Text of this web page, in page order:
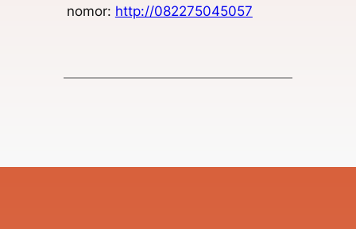
nomor: http://082275045057